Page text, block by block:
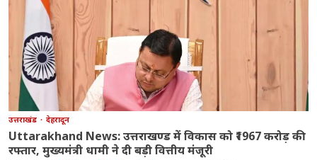
उत्तराखंड देहरादून
Uttarakhand News: उत्तराखण्ड में विकास को ₹1967 करोड़ की
रफ्तार, मुख्यमंत्री धामी ने दी बड़ी वित्तीय मंजूरी